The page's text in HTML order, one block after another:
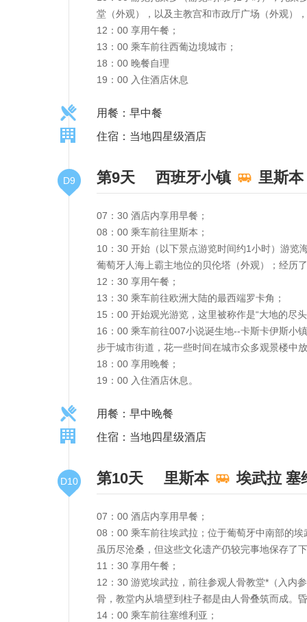
堂（外观），以及主教宫和市政厅广场（外观）
12：00 享用午餐；
13：00 乘车前往西葡边境城市；
18：00 晚餐自理
19：00 入住酒店休息
用餐：早中餐
住宿：当地四星级酒店
D9 第9天 西班牙小镇 里斯本
07：30 酒店内享用早餐；
08：00 乘车前往里斯本；
10：30 开始（以下景点游览时间约1小时）游览
葡萄牙人海上霸主地位的贝伦塔（外观）；经历
12：30 享用午餐；
13：30 乘车前往欧洲大陆的最西端罗卡角；
15：00 开始观光游览，这里被称作是“大地的尽
16：00 乘车前往007小说诞生地--卡斯卡伊斯小
步于城市街道，花一些时间在城市众多观景楼中
18：00 享用晚餐；
19：00 入住酒店休息。
用餐：早中晚餐
住宿：当地四星级酒店
D10 第10天 里斯本 埃武拉 塞
07：00 酒店内享用早餐；
08：00 乘车前往埃武拉；位于葡萄牙中南部的
虽历尽沧桑，但这些文化遗产仍较完事地保存了
11：30 享用午餐；
12：30 游览埃武拉，前往参观人骨教堂*（入内
骨，教堂内从墙壁到柱子都是由人骨叠筑而成。
14：00 乘车前往塞维利亚；